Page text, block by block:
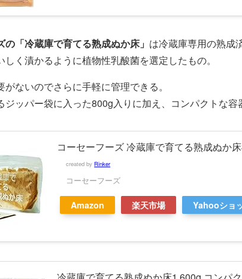
の「冷蔵庫で育てる熟成ぬか床」 は冷蔵庫専用の熟成
しく漬かるように植物性乳酸菌を選定したもの。
ないのでさらに手軽に管理できる。
ジッパー袋に入った800g入りに加え、コンパクトな容
コーセーフーズ 冷蔵庫で育てる熟成ぬか
created byRinker
コーセーフーズ
Amazon 楽天市場 Yahooショ